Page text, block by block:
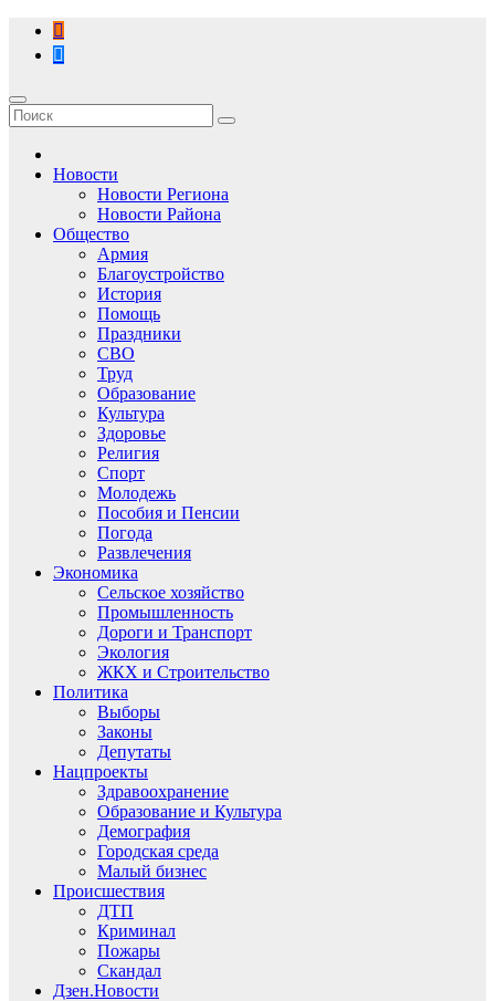
Перейти
содержимому
Новости
Новости Региона
Новости Района
Общество
Армия
Благоустройство
История
Помощь
Праздники
СВО
Труд
Образование
Культура
Здоровье
Религия
Спорт
Молодежь
Пособия и Пенсии
Погода
Развлечения
Экономика
Сельское хозяйство
Промышленность
Дороги и Транспорт
Экология
ЖКХ и Строительство
Политика
Выборы
Законы
Депутаты
Нацпроекты
Здравоохранение
Образование и Культура
Демография
Городская среда
Малый бизнес
Происшествия
ДТП
Криминал
Пожары
Скандал
Дзен.Новости